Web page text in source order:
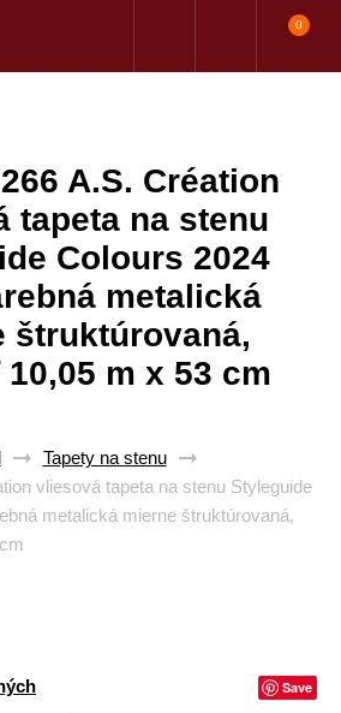
0
A.S. Création
tapeta na stenu
Colours 2024
metalická
štruktúrovaná,
m x 53 cm
Tapety na stenu
vliesová tapeta na stenu Styleguide
metalická mierne štruktúrovaná,
Save